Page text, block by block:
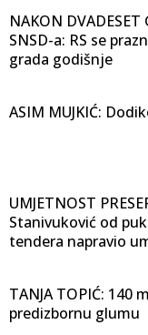
NAKON
SNSD-a: RS se
grada godišnje
ASIM MUJKIĆ:
UMJETNOST
Stanivuković od
tendera napravio
TANJA TOPIĆ: 140
predizbornu glumu